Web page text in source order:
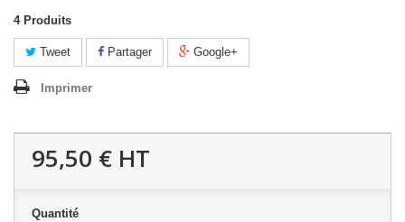
4 Produits
Tweet Partager Google+
Imprimer
95,50 € HT
Quantité